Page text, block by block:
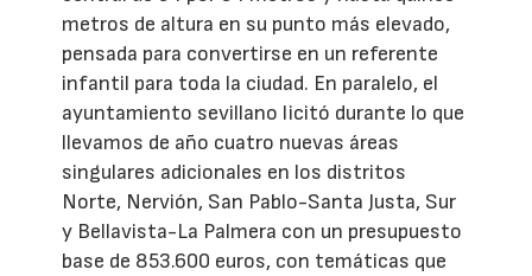
metros de altura en su punto más elevado,
pensada para convertirse en un referente
infantil para toda la ciudad. En paralelo, el
ayuntamiento sevillano licitó durante lo que
llevamos de año cuatro nuevas áreas
singulares adicionales en los distritos
Norte, Nervión, San Pablo-Santa Justa, Sur
y Bellavista-La Palmera con un presupuesto
base de 853.600 euros, con temáticas que